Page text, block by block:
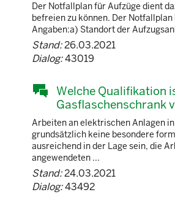
Der Notfallplan für Aufzüge dient
befreien zu können. Der
Angaben:a) Standort der
Stand:26.03.2021
Dialog:43019
Welche Qualifikation
Gasflaschenschrank
Arbeiten an elektrischen Anlagen
grundsätzlich keine besondere
ausreichend in der Lage sein, die
angewendeten ...
Stand:24.03.2021
Dialog:43492